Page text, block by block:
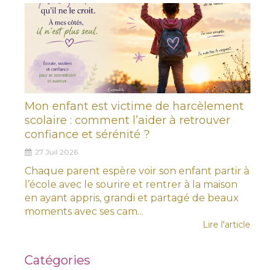
Mon enfant est victime de harcèlement
scolaire : comment l’aider à retrouver
confiance et sérénité ?
27 Juil 2026
Chaque parent espère voir son enfant partir à
l’école avec le sourire et rentrer à la maison
en ayant appris, grandi et partagé de beaux
moments avec ses cam...
Lire l'article
Catégories